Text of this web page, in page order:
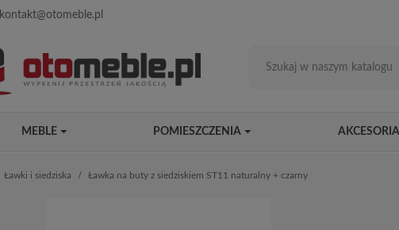
kontakt@otomeble.pl
MEBLE POMIESZCZENIA
Ławki i siedziska Ławka na buty z siedziskiem ST11 naturalny + czarny